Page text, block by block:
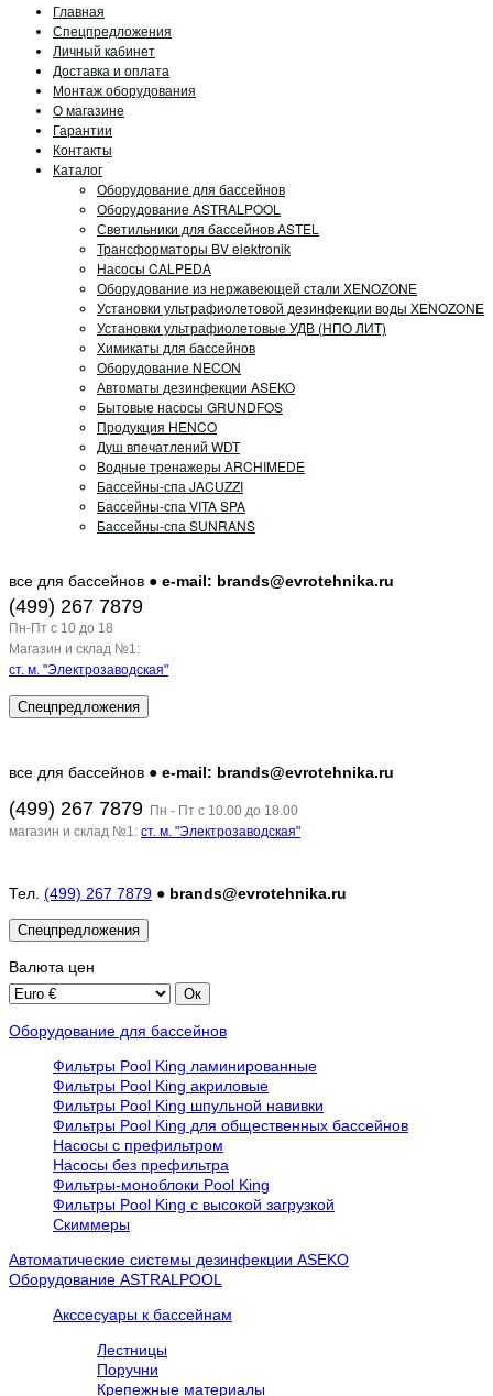
Главная
Спецпредложения
Личный кабинет
Доставка и оплата
Монтаж оборудования
О магазине
Гарантии
Контакты
Каталог
Оборудование для бассейнов
Оборудование ASTRALPOOL
Светильники для бассейнов ASTEL
Трансформаторы BV elektronik
Насосы CALPEDA
Оборудование из нержавеющей стали XENOZONE
Установки ультрафиолетовой дезинфекции воды XENOZONE
Установки ультрафиолетовые УДВ (НПО ЛИТ)
Химикаты для бассейнов
Оборудование NECON
Автоматы дезинфекции ASEKO
Бытовые насосы GRUNDFOS
Продукция HENCO
Душ впечатлений WDT
Водные тренажеры ARCHIMEDE
Бассейны-спа JACUZZI
Бассейны-спа VITA SPA
Бассейны-спа SUNRANS
все для бассейнов ● e-mail: brands@evrotehnika.ru
(499) 267 7879
Пн-Пт c 10 до 18
Магазин и склад №1:
ст. м. "Электрозаводская"
Спецпредложения
все для бассейнов ● e-mail: brands@evrotehnika.ru
(499) 267 7879 Пн - Пт с 10.00 до 18.00
магазин и склад №1: ст. м. "Электрозаводская"
Тел. (499) 267 7879 ● brands@evrotehnika.ru
Спецпредложения
Валюта цен
Оборудование для бассейнов
Фильтры Pool King ламинированные
Фильтры Pool King акриловые
Фильтры Pool King шпульной навивки
Фильтры Pool King для общественных бассейнов
Насосы с префильтром
Насосы без префильтра
Фильтры-моноблоки Pool King
Фильтры Pool King с высокой загрузкой
Скиммеры
Автоматические системы дезинфекции ASEKO
Оборудование ASTRALPOOL
Акссесуары к бассейнам
Лестницы
Поручни
Крепежные материалы